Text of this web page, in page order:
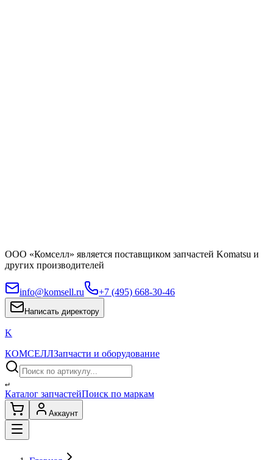
ООО «Комселл» является поставщиком запчастей Komatsu и
других производителей
info@komsell.ru +7 (495) 668-30-46
Написать директору
K
КОМСЕЛЛЗапчасти и оборудование
↵
Каталог запчастейПоиск по маркам
Аккаунт